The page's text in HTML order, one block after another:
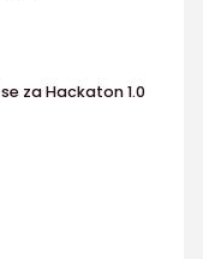
za Hackaton 1.0